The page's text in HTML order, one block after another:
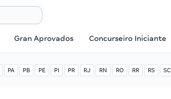
Gran Aprovados Concurseiro Iniciante
PA PB PE PI PR RJ RN RO RR RS SC